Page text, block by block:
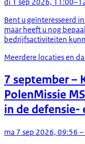
Bent u geïnteresseerd
maar heeft u nog
bedrijfsactiviteiten
Meerdere locaties en
7 september–
PolenMissie
in de defensie-
ma 7 sep 2026, 09:56